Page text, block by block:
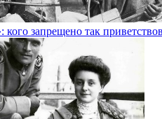
кого запрещено так